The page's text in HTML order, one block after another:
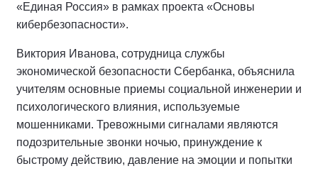
«Единая Россия» в рамках проекта «Основы
кибербезопасности».
Виктория Иванова, сотрудница службы
экономической безопасности Сбербанка, объяснила
учителям основные приемы социальной инженерии и
психологического влияния, используемые
мошенниками. Тревожными сигналами являются
подозрительные звонки ночью, принуждение к
быстрому действию, давление на эмоции и попытки